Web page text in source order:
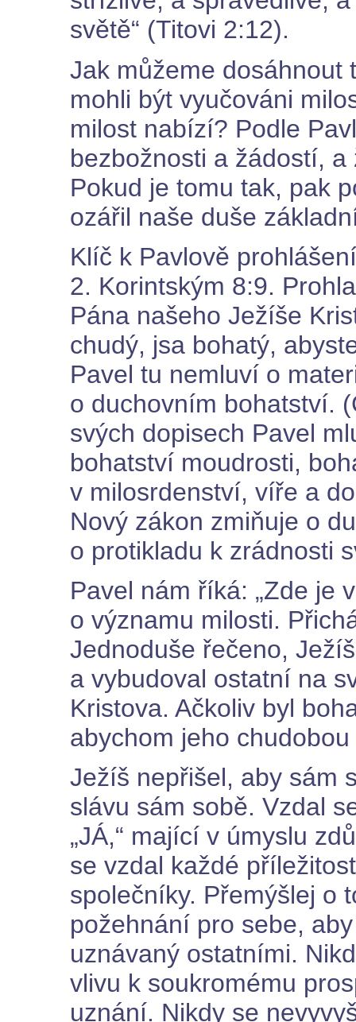
světě“ (Titovi 2:12).
Jak můžeme dosáhnout
mohli být vyučováni
milost nabízí? Podle
bezbožnosti a žádostí,
Pokud je tomu tak, pak
ozářil naše duše
Klíč k Pavlově
2. Korintským 8:9.
Pána našeho Ježíše
chudý, jsa bohatý,
Pavel tu nemluví o
o duchovním bohatství.
svých dopisech Pavel
bohatství moudrosti,
v milosrdenství, víře a
Nový zákon zmiňuje o
o protikladu k zrádnosti
Pavel nám říká: „Zde je
o významu milosti.
Jednoduše řečeno,
a vybudoval ostatní na
Kristova. Ačkoliv byl
abychom jeho
Ježíš nepřišel, aby sám
slávu sám sobě. Vzdal
„JÁ,“ mající v úmyslu
se vzdal každé
společníky. Přemýšlej o
požehnání pro sebe,
uznávaný ostatními.
vlivu k soukromému
uznání. Nikdy se